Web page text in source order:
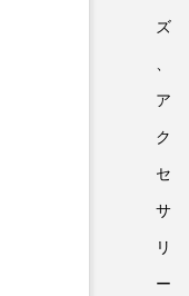
ズ
ア
ク
セ
サ
リ
ー